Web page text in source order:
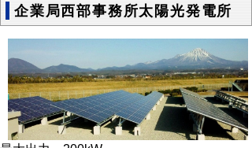
企業局西部事務所太陽光発電所